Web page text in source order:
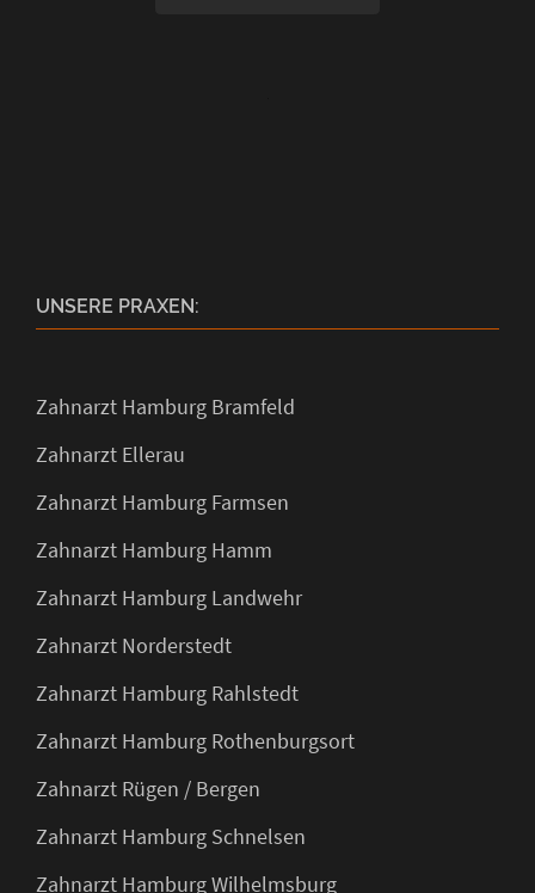
UNSERE PRAXEN:
Zahnarzt Hamburg Bramfeld
Zahnarzt Ellerau
Zahnarzt Hamburg Farmsen
Zahnarzt Hamburg Hamm
Zahnarzt Hamburg Landwehr
Zahnarzt Norderstedt
Zahnarzt Hamburg Rahlstedt
Zahnarzt Hamburg Rothenburgsort
Zahnarzt Rügen / Bergen
Zahnarzt Hamburg Schnelsen
Zahnarzt Hamburg Wilhelmsburg